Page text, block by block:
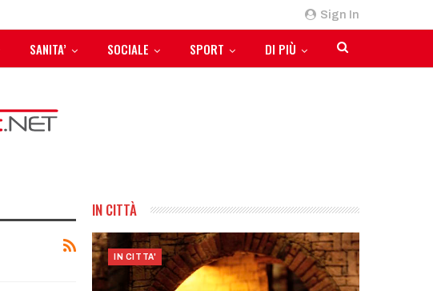
Sign In
SANITA’ SOCIALE SPORT DI PIÙ
IN CITTÀ
IN CITTA'